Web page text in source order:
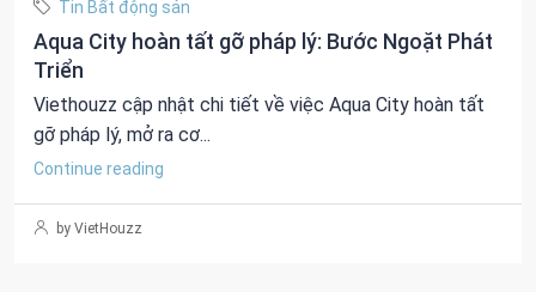
Tin Bất động sản
Aqua City hoàn tất gỡ pháp lý: Bước Ngoặt Phát
Triển
Viethouzz cập nhật chi tiết về việc Aqua City hoàn tất
gỡ pháp lý, mở ra cơ...
Continue reading
by VietHouzz